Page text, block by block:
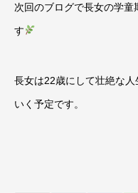
次回のブログで長女の学童
す
長女は22歳にして壮絶な
いく予定です。